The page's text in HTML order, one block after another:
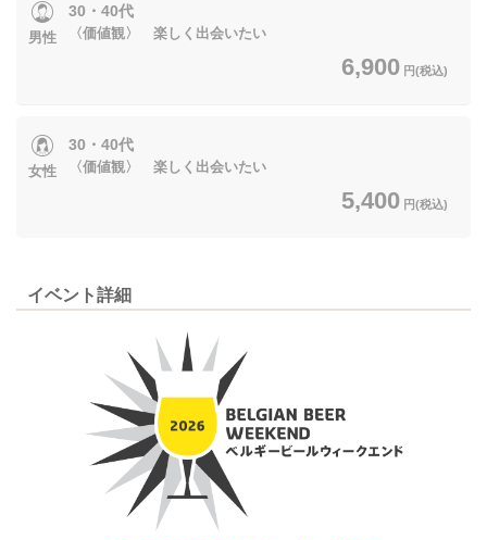
男性
30・40代
〈価値観〉 楽しく出会いたい
6,900 円(税込)
女性
30・40代
〈価値観〉 楽しく出会いたい
5,400 円(税込)
イベント詳細